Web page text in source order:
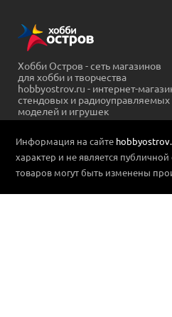
Хобби Остров - сеть магазинов
для хобби и творчества
hobbyostrov.ru - интернет-
стендовых и радиоуправляемых
моделей и игрушек
Информация на сайте
характер и не является
товаров могут быть изменены